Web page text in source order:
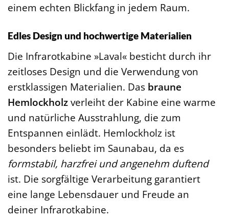
einem echten Blickfang in jedem Raum.
Edles Design und hochwertige Materialien
Die Infrarotkabine »Laval« besticht durch ihr
zeitloses Design und die Verwendung von
erstklassigen Materialien. Das braune
Hemlockholzverleiht der Kabine eine warme
und natürliche Ausstrahlung, die zum
Entspannen einlädt. Hemlockholz ist
besonders beliebt im Saunabau, da es
formstabil, harzfrei und angenehm duftend
ist. Die sorgfältige Verarbeitung garantiert
eine lange Lebensdauer und Freude an
deiner Infrarotkabine.